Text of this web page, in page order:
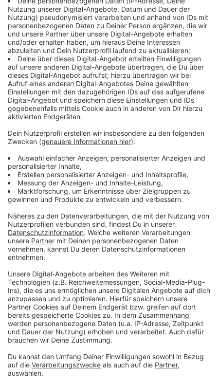
Anzeige
73. ADAC-Motocross-Rennen am Eyller Berg
Anzeige
In Kamp-Lintfort wird es wild: Da startet am Samstag
(2. Mai) das ADAC-Motocross-Rennen am Eyller Berg -
die wohl größte Motorsportveranstaltung am
Niederrhein. Ab 13 Uhr geht es auf den rund 1700
Meter langen Rundkurs. Schon vorher darf hier trainiert
werden. Gegen 18 Uhr ist die Siegerehrung geplant.
Neben der Strecke sind wieder Festzelt und Stände
aufgebaut. Tausende Zuschauer werden erwartet. Sie
können sich auf wilde Drifts und spektakuläre Sprünge
freuen.Alles Weitere findet ihr hier.
Anzeige
Maikundgebungen in Moers und Dinslaken
Anzeige
Der DGB ruft am Freitag (1. Mai) in vielen Städten
wieder zu Maikundgebungen auf. Damit will er für
sichere Jobs und soziale Gerechtigkeit demonstrieren.
Bei uns sind Demos in Moers und Dinslaken geplant. Im
Anschluss gibt es Familienfeste. In Moers-Meerbeck
werden dafür rund 20 Stände auf dem Saarplatz
aufgebaut. Kinder können etwa Rettungswagen